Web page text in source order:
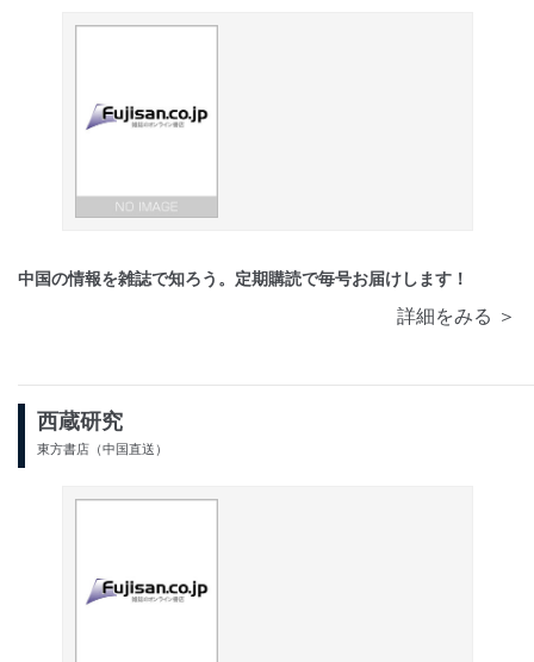
中国の情報を雑誌で知ろう。定期購読で毎号お届けします！
詳細をみる ＞
西蔵研究
東方書店（中国直送）